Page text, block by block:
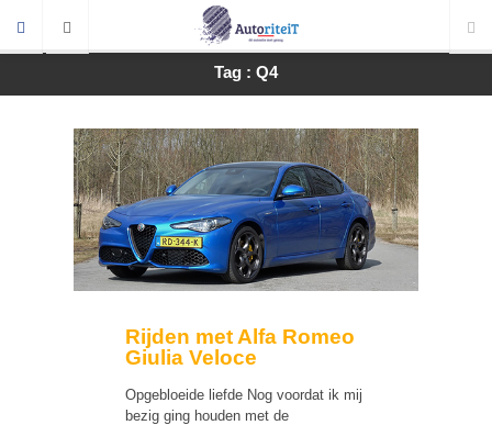
Tag : Q4
Rijden met Alfa Romeo
Giulia Veloce
Opgebloeide liefde Nog voordat ik mij
bezig ging houden met de